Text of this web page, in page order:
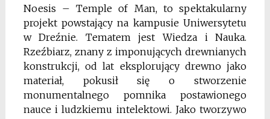
Noesis – Temple of Man, to spektakularny
projekt powstający na kampusie Uniwersytetu
w Dreźnie. Tematem jest Wiedza i Nauka.
Rzeźbiarz, znany z imponujących drewnianych
konstrukcji, od lat eksplorujący drewno jako
materiał, pokusił się o stworzenie
monumentalnego pomnika postawionego
nauce i ludzkiemu intelektowi. Jako tworzywo